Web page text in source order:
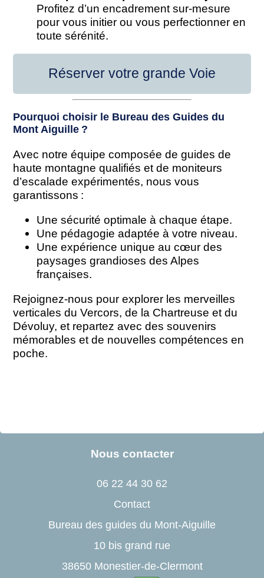
Profitez d’un encadrement sur-mesure
pour vous initier ou vous perfectionner en
toute sérénité.
Réserver votre grande Voie
Pourquoi choisir le Bureau des Guides du
Mont Aiguille ?
Avec notre équipe composée de guides de
haute montagne qualifiés et de moniteurs
d’escalade expérimentés, nous vous
garantissons :
Une sécurité optimale à chaque étape.
Une pédagogie adaptée à votre niveau.
Une expérience unique au cœur des
paysages grandioses des Alpes
françaises.
Rejoignez-nous pour explorer les merveilles
verticales du Vercors, de la Chartreuse et du
Dévoluy, et repartez avec des souvenirs
mémorables et de nouvelles compétences en
poche.
Nous contacter
06 22 44 30 62
Contact
Bureau des guides du Mont-Aiguille
10 bis grand rue
38650 Monestier-de-Clermont